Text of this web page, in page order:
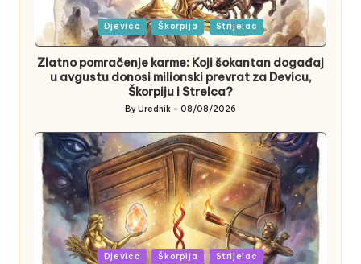
Posted
Djevica Škorpija Strijelac
Zlatno pomračenje karme: Koji šokantan događaj
u avgustu donosi milionski prevrat za Devicu,
Škorpiju i Strelca?
Posted
ByUrednik 08/08/2026
Posted
Djevica Škorpija Strijelac